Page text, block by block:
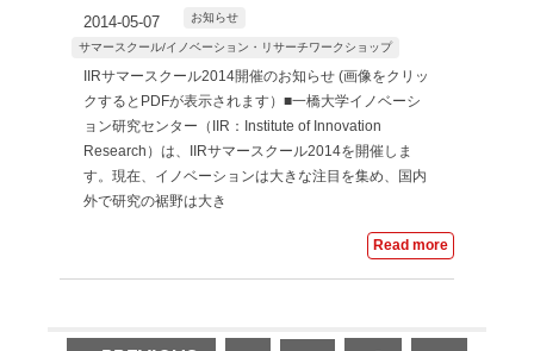
2014-05-07 お知らせ
サマースクール/イノベーション・リサーチワークショップ
IIRサマースクール2014開催のお知らせ (画像をクリッ
クするとPDFが表示されます）■一橋大学イノベーシ
ョン研究センター（IIR：Institute of Innovation
Research）は、IIRサマースクール2014を開催しま
す。現在、イノベーションは大きな注目を集め、国内
外で研究の裾野は大き
Read more